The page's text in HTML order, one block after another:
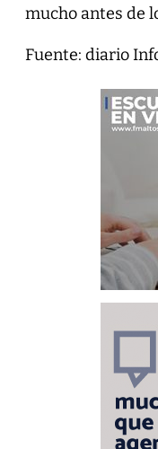
mucho antes de
Fuente: diario